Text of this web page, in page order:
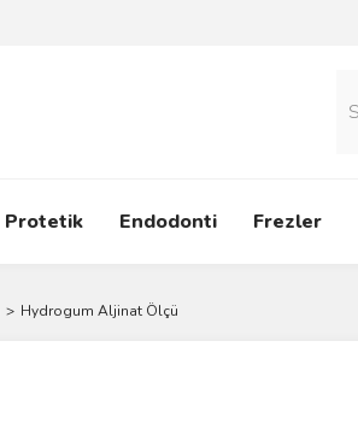
Protetik Endodonti Frezler
Hydrogum Aljinat Ölçü